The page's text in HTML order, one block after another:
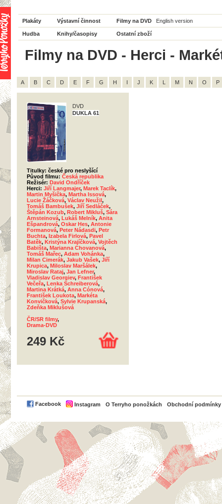
Plakáty Výstavní činnost Filmy na DVD English version
Hudba Knihy/časopisy Ostatní zboží
Filmy na DVD - Herci -
A B C D E F G H I J K L M N O P
DVD
DUKLA 61
Titulky: české pro neslyšící
Původ filmu: Česká republika
Režisér: David Ondříček
Herci: Jiří Langmajer, Marek Taclík,
Martin Myšička, Martha Issová,
Lucie Žáčková, Václav Neužil,
Tomáš Bambušek, Jiří Sedláček,
Štěpán Kozub, Robert Mikluš, Sára
Arnsteinová, Lukáš Melník, Anita
Ešpandrová, Oskar Hes, Antonie
Formanová, Peter Nádasdi, Petr
Buchta, Izabela Firlová, Pavel
Batěk, Kristýna Krajíčková, Vojtěch
Babišta, Marianna Chovanová,
Tomáš Mařec, Adam Vohánka,
Milan Cimerák, Jakub Vašek, Jiří
Krupica, Miloslav Maršálek,
Miroslav Rataj, Jan Lefner,
Vladislav Georgiev, František
Večeřa, Lenka Schreiberová,
Martina Krátká, Anna Cónová,
František Loukota, Markéta
Konvičková, Sylvie Krupanská,
Zdeňka Miklušová
ČR/SR filmy,
Drama-DVD
249 Kč
Facebook Instagram O Terryho ponožkách Obchodní podmínky
PayPal